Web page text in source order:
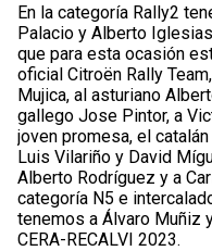
En la categoría Rally2
Palacio y Alberto
que para esta ocasión
oficial Citroën Rally
Mujica, al asturiano
gallego Jose Pintor, a
joven promesa, el
Luis Vilariño y David
Alberto Rodríguez y a
categoría N5 e
tenemos a Álvaro Muñiz
CERA-RECALVI 2023.